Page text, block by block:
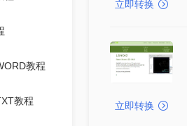
教程
教程
立即转换
立即转换